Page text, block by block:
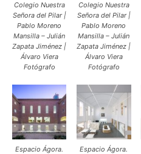
Colegio Nuestra
Señora del Pilar |
Pablo Moreno
Mansilla – Julián
Zapata Jiménez |
Álvaro Viera
Fotógrafo
Colegio Nuestra
Señora del Pilar |
Pablo Moreno
Mansilla – Julián
Zapata Jiménez |
Álvaro Viera
Fotógrafo
Espacio Ágora.
Espacio Ágora.